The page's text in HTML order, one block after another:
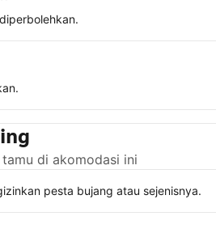
di akomodasi ini
pesta bujang atau sejenisnya.